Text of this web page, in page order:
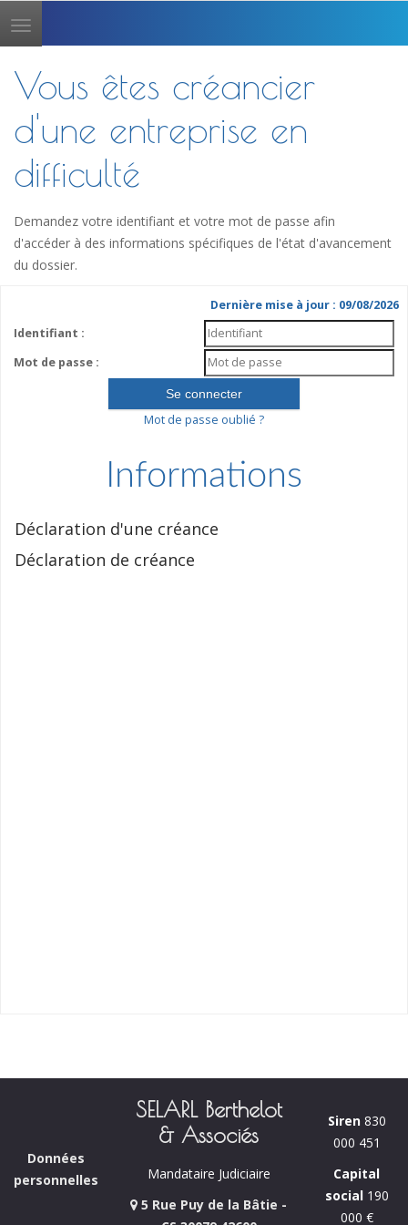
Toggle
navigation
Vous êtes créancier
d'une entreprise en
difficulté
Demandez votre identifiant et votre mot de passe afin
d'accéder à des informations spécifiques de l'état d'avancement
du dossier.
Dernière mise à jour : 09/08/2026
Identifiant :
Mot de passe :
Mot de passe oublié ?
Informations
Déclaration d'une créance
Déclaration de créance
Données
personnelles
SELARL Berthelot
& Associés
Mandataire Judiciaire
5 Rue Puy de la Bâtie -
Siren830
000 451
Capital
social190
000 €